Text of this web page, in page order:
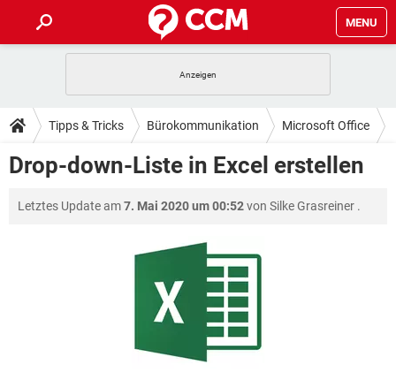
MENU
ANDROID IOS
WINDOWS 10 INSTAGRAM
TIPPS & TRICKS
SPIELE STREAMING
ANDROID IOS
WINDOWS 10 INSTAGRAM
HARDWARE
DOWNLOADS
INSTAGRAM
TIKTOK
HARDWARE
FORUM
IOS
INSTAGRAM
TIKTOK
STREAMING
IOS
INSTAGRAM
Tipps & Tricks Bürokommunikation Microsoft Office
Excel
Drop-down-Liste in Excel erstellen
Letztes Update am7. Mai 2020 um 00:52von Silke Grasreiner .